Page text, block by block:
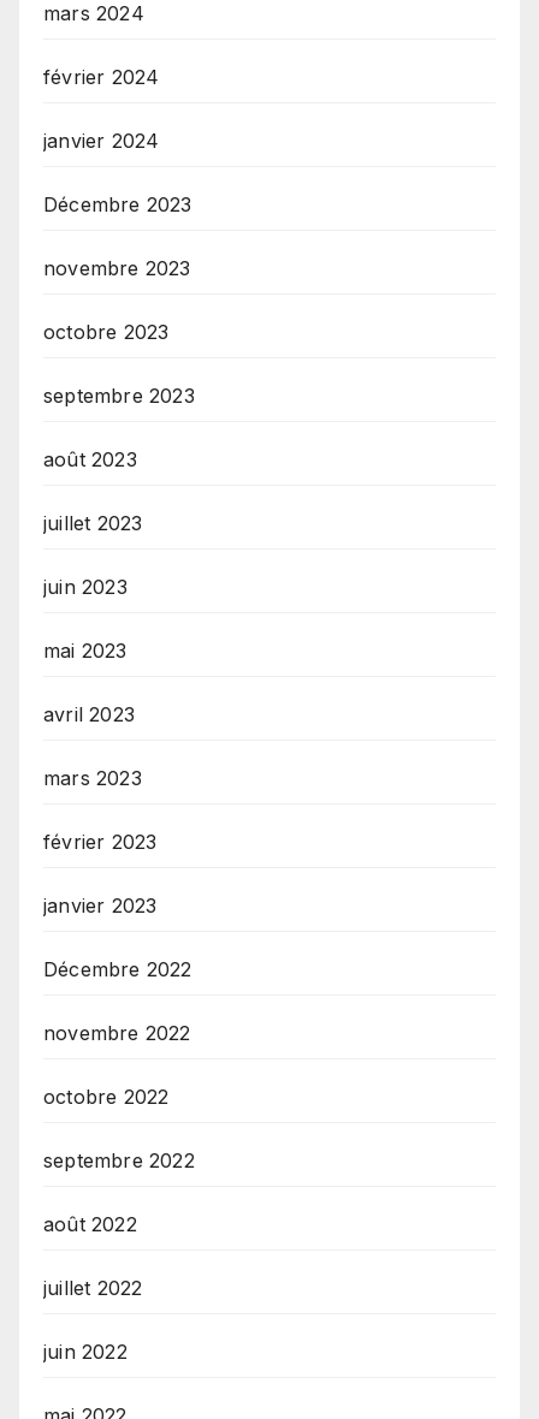
mars 2024
février 2024
janvier 2024
Décembre 2023
novembre 2023
octobre 2023
septembre 2023
août 2023
juillet 2023
juin 2023
mai 2023
avril 2023
mars 2023
février 2023
janvier 2023
Décembre 2022
novembre 2022
octobre 2022
septembre 2022
août 2022
juillet 2022
juin 2022